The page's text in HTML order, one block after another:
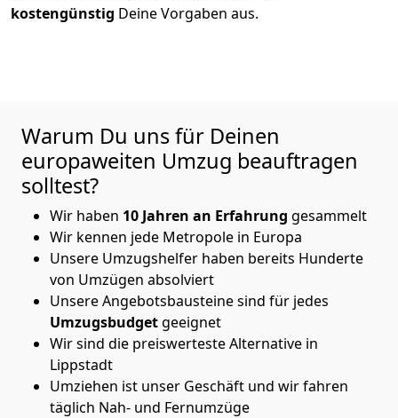
kostengünstig Deine Vorgaben aus.
Warum Du uns für Deinen
europaweiten Umzug beauftragen
solltest?
Wir haben 10 Jahren an Erfahrung gesammelt
Wir kennen jede Metropole in Europa
Unsere Umzugshelfer haben bereits Hunderte
von Umzügen absolviert
Unsere Angebotsbausteine sind für jedes
Umzugsbudgetgeeignet
Wir sind die preiswerteste Alternative in
Lippstadt
Umziehen ist unser Geschäft und wir fahren
täglich Nah- und Fernumzüge